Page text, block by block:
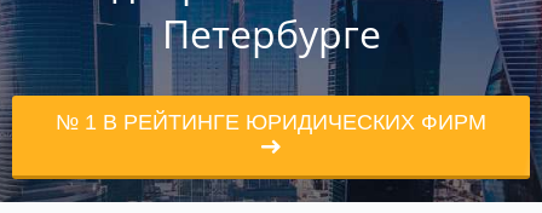
Петербурге
№ 1 В РЕЙТИНГЕ ЮРИДИЧЕСКИХ ФИРМ